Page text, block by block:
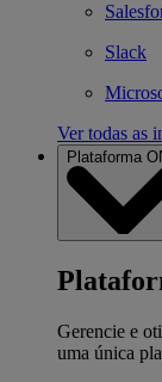
Slack
Ver todas as
Plataforma
Gerencie e
uma única